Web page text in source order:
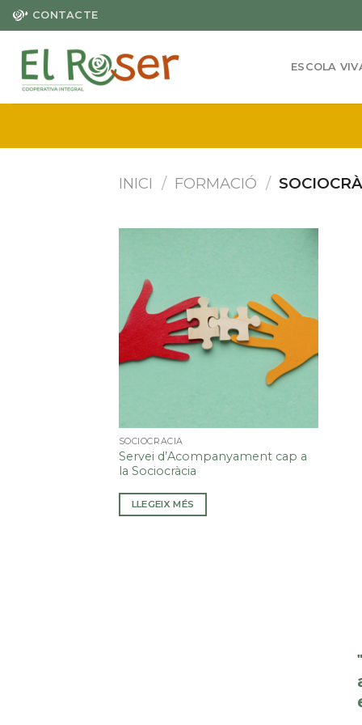
Skip
to
content
CONTACTE
ESCOLA
INICI / FORMACIÓ /
SOCIOCRÀCIA
Servei d’Acompanyament cap a
la Sociocràcia
LLEGEIX MÉS